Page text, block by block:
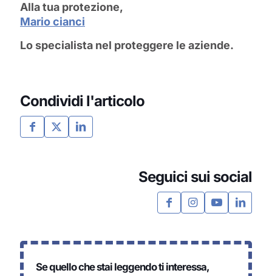
Alla tua protezione,
Mario cianci
Lo specialista nel proteggere le aziende.
Condividi l'articolo
Seguici sui social
Se quello che stai leggendo ti interessa,